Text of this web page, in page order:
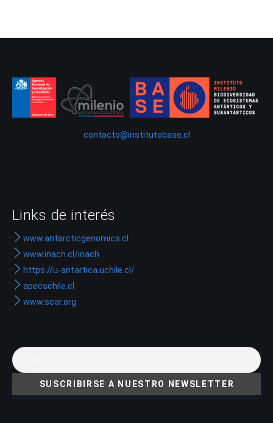
contacto@institutobase.cl
Links de interés
www.antarcticgenomics.cl
www.inach.cl/inach
https://u-antartica.uchile.cl/
apecschile.cl
www.scar.org